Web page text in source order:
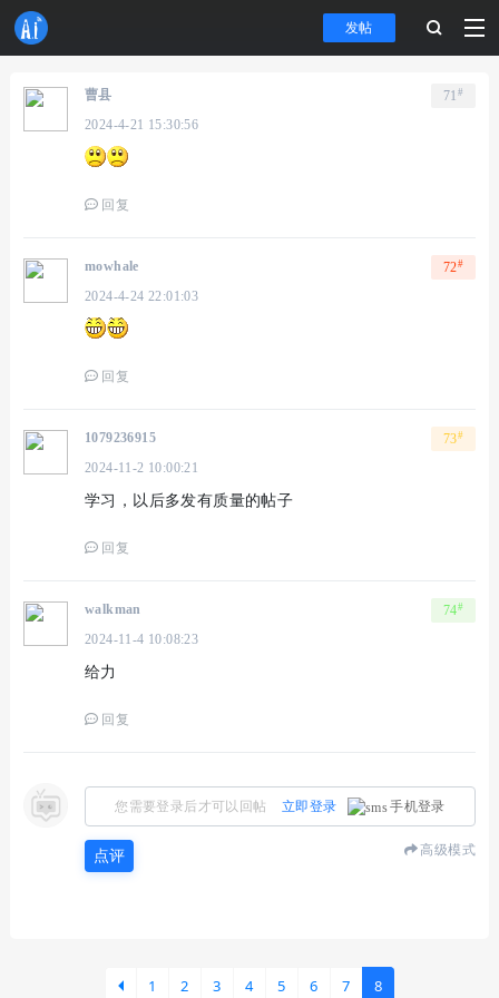
发帖
71 #
曹县
2024-4-21 15:30:56
回复
72#
mowhale
2024-4-24 22:01:03
回复
73#
1079236915
2024-11-2 10:00:21
学习，以后多发有质量的帖子
回复
74#
walkman
2024-11-4 10:08:23
给力
回复
您需要登录后才可以回帖 立即登录 手机登录
点评 高级模式
1 2 3 4 5 6 7 8